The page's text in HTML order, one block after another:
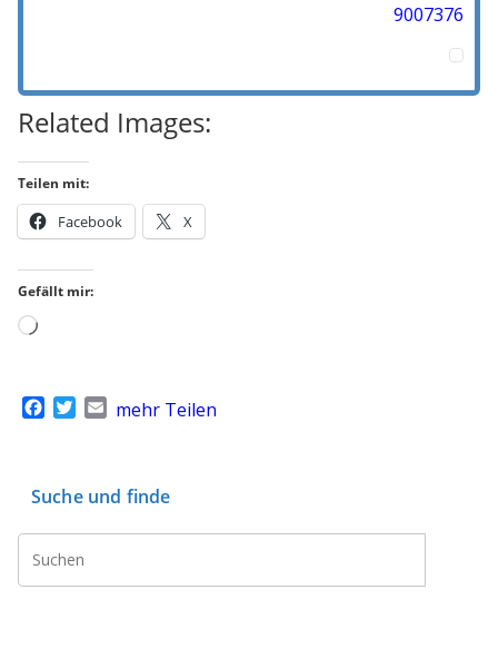
9007376
Related Images:
Teilen mit:
Facebook X
Gefällt mir:
Wird
b
o
k
T
t
r
l
mehr Teilen
Suche und finde